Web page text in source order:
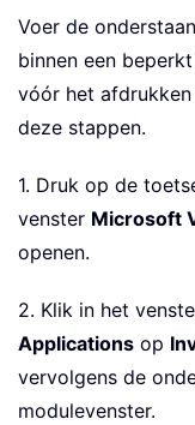
Voer de
binnen een
vóór het
deze stappen.
1. Druk op de
venster Microsoft
openen.
2. Klik in het
Applications op
vervolgens de
modulevenster.